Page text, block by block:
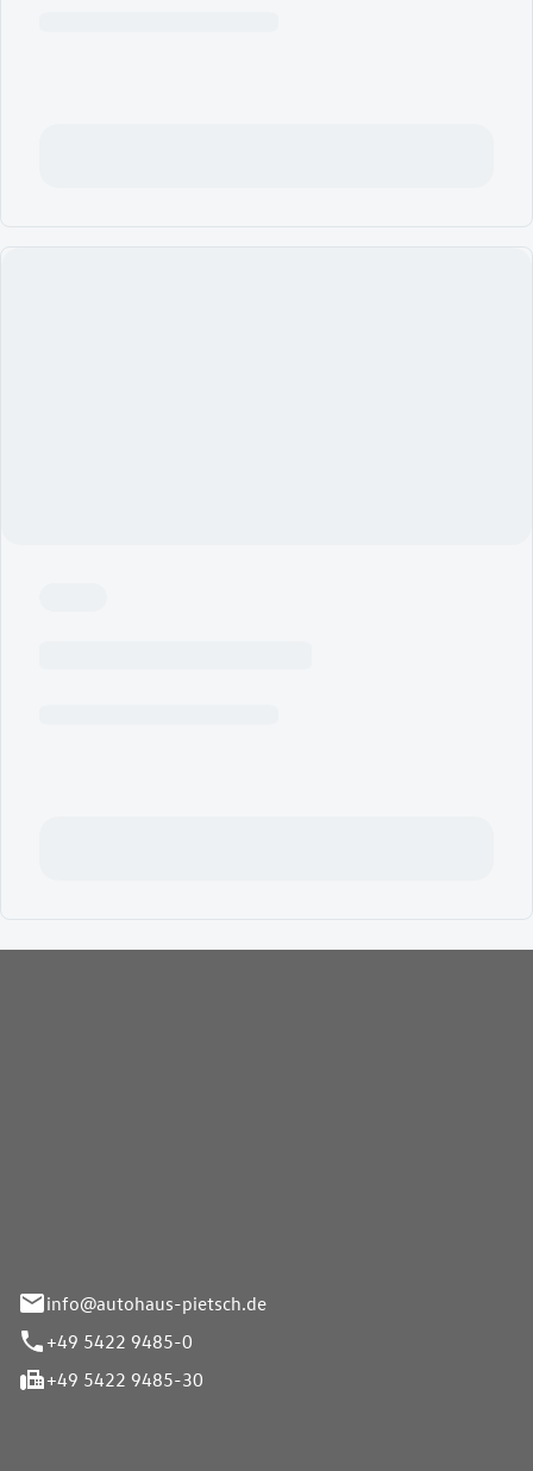
info@autohaus-pietsch.de
+49 5422 9485-0
+49 5422 9485-30